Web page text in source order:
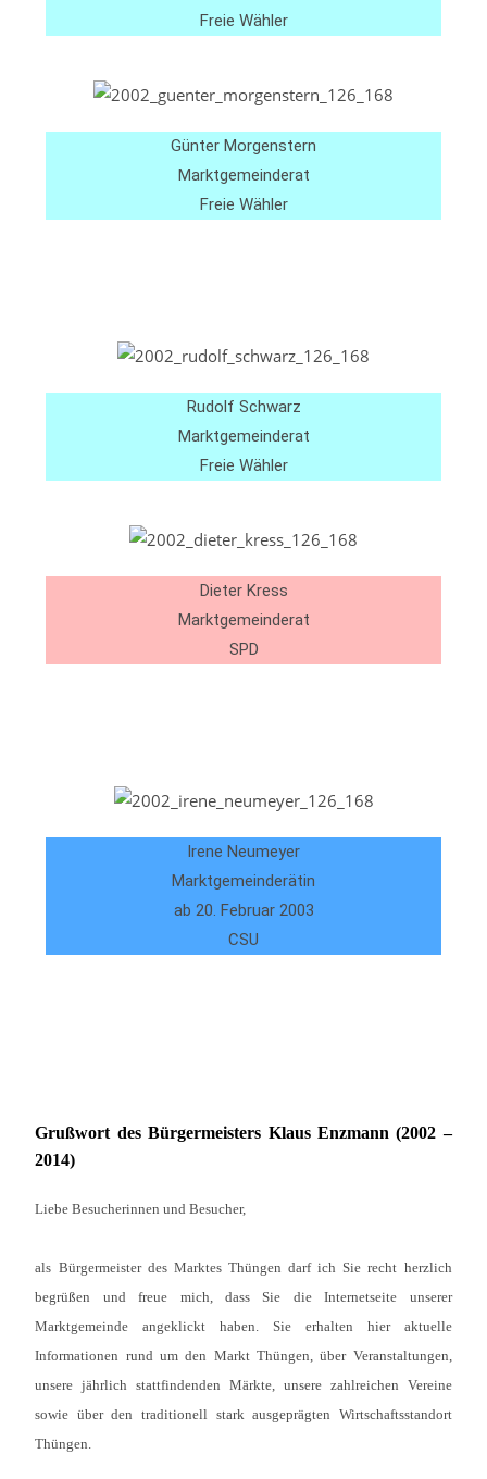
Freie Wähler
Günter Morgenstern
Marktgemeinderat
Freie Wähler
Rudolf Schwarz
Marktgemeinderat
Freie Wähler
Dieter Kress
Marktgemeinderat
SPD
Irene Neumeyer
Marktgemeinderätin
ab 20. Februar 2003
CSU
Grußwort des Bürgermeisters Klaus Enzmann (2002 –
2014)
Liebe Besucherinnen und Besucher,
als Bürgermeister des Marktes Thüngen darf ich Sie recht herzlich
begrüßen und freue mich, dass Sie die Internetseite unserer
Marktgemeinde angeklickt haben. Sie erhalten hier aktuelle
Informationen rund um den Markt Thüngen, über Veranstaltungen,
unsere jährlich stattfindenden Märkte, unsere zahlreichen Vereine
sowie über den traditionell stark ausgeprägten Wirtschaftsstandort
Thüngen.